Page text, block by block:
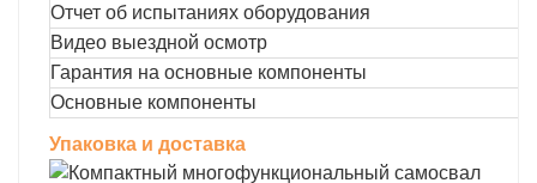
Отчет об испытаниях оборудования
Видео выездной осмотр
Гарантия на основные компоненты
Основные компоненты
Упаковка и доставка